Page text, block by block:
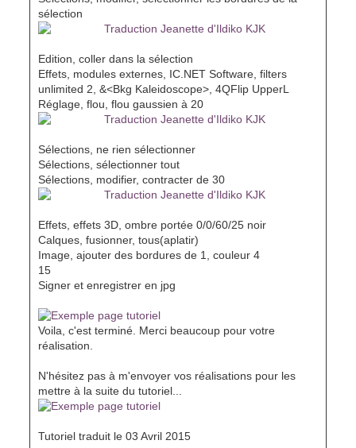
sélection
Edition, coller dans la sélection
Effets, modules externes, IC.NET Software, filters
unlimited 2, &<Bkg Kaleidoscope>, 4QFlip UpperL
Réglage, flou, flou gaussien à 20
Sélections, ne rien sélectionner
Sélections, sélectionner tout
Sélections, modifier, contracter de 30
Effets, effets 3D, ombre portée 0/0/60/25 noir
Calques, fusionner, tous(aplatir)
Image, ajouter des bordures de 1, couleur 4
15
Signer et enregistrer en jpg
Voila, c'est terminé. Merci beaucoup pour votre
réalisation.
N'hésitez pas à m'envoyer vos réalisations pour les
mettre à la suite du tutoriel...
Tutoriel traduit le 03 Avril 2015